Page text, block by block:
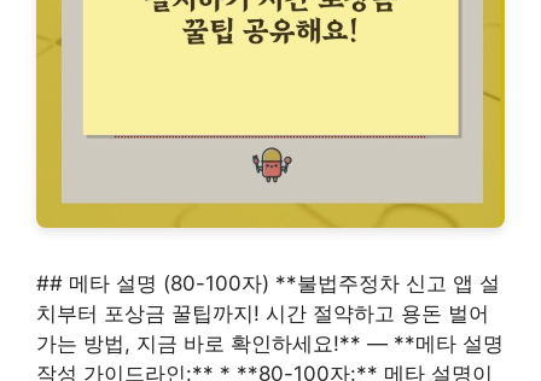
## 메타 설명 (80-100자) **불법주정차 신고 앱 설
치부터 포상금 꿀팁까지! 시간 절약하고 용돈 벌어
가는 방법, 지금 바로 확인하세요!** — **메타 설명
작성 가이드라인:** * **80-100자:** 메타 설명이